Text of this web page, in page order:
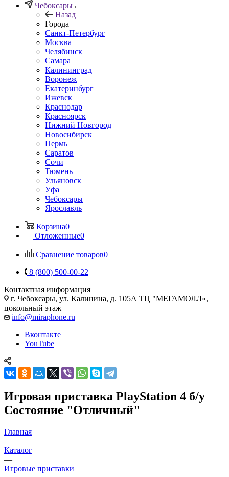
Чебоксары
Назад
Города
Санкт-Петербург
Москва
Челябинск
Самара
Калининград
Воронеж
Екатеринбург
Ижевск
Краснодар
Красноярск
Нижний Новгород
Новосибирск
Пермь
Саратов
Сочи
Тюмень
Ульяновск
Уфа
Чебоксары
Ярославль
Корзина0
Отложенные0
Сравнение товаров0
8 (800) 500-00-22
Контактная информация
г. Чебоксары, ул. Калинина, д. 105А ТЦ "МЕГАМОЛЛ»,
цокольный этаж
info@miraphone.ru
Вконтакте
YouTube
Игровая приставка PlayStation 4 б/у
Состояние "Отличный"
Главная
—
Каталог
—
Игровые приставки